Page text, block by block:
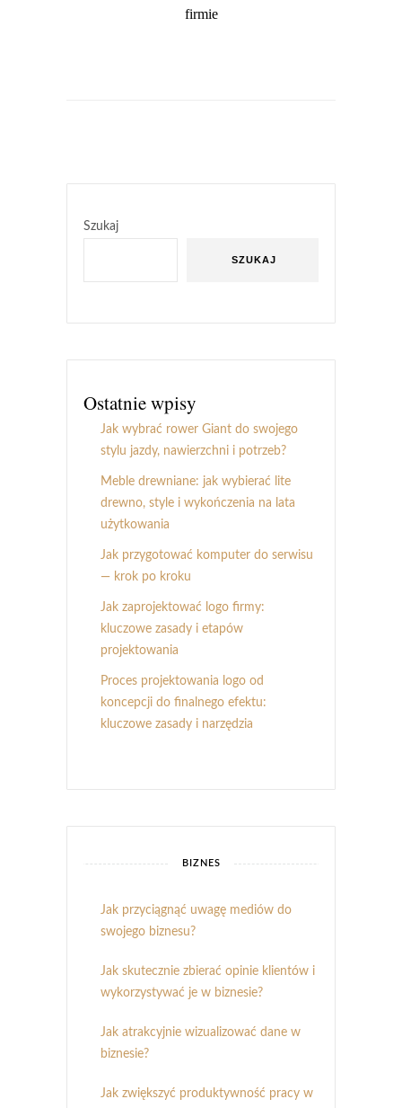
firmie
Szukaj
SZUKAJ
Ostatnie wpisy
Jak wybrać rower Giant do swojego
stylu jazdy, nawierzchni i potrzeb?
Meble drewniane: jak wybierać lite
drewno, style i wykończenia na lata
użytkowania
Jak przygotować komputer do serwisu
— krok po kroku
Jak zaprojektować logo firmy:
kluczowe zasady i etapów
projektowania
Proces projektowania logo od
koncepcji do finalnego efektu:
kluczowe zasady i narzędzia
BIZNES
Jak przyciągnąć uwagę mediów do
swojego biznesu?
Jak skutecznie zbierać opinie klientów i
wykorzystywać je w biznesie?
Jak atrakcyjnie wizualizować dane w
biznesie?
Jak zwiększyć produktywność pracy w